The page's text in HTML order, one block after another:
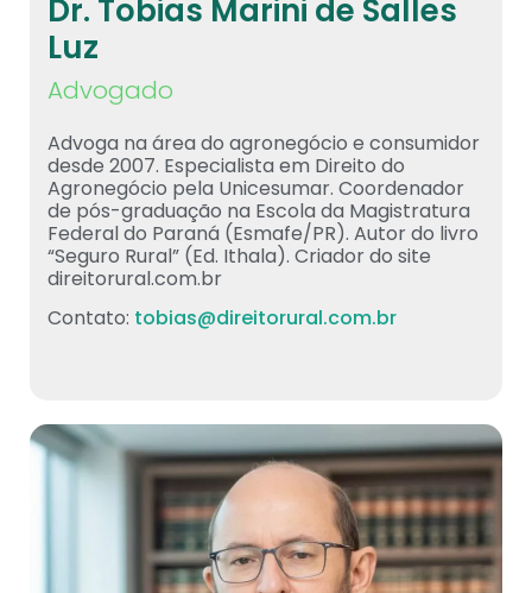
Dr. Tobias Marini de Salles
Luz
Advogado
Advoga na área do agronegócio e consumidor
desde 2007. Especialista em Direito do
Agronegócio pela Unicesumar. Coordenador
de pós-graduação na Escola da Magistratura
Federal do Paraná (Esmafe/PR). Autor do livro
“Seguro Rural” (Ed. Ithala). Criador do site
direitorural.com.br
Contato: tobias@direitorural.com.br